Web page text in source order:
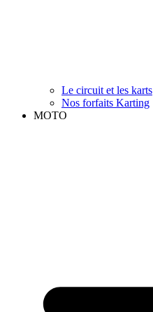
Le circuit et les karts
Nos forfaits Karting
MOTO